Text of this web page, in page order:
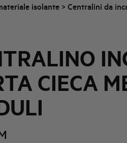
isolante > Centralini da
CIECA